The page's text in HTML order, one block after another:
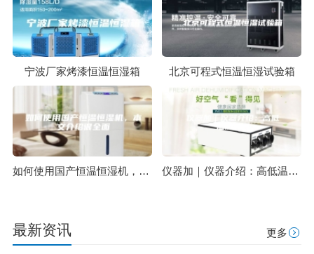
宁波厂家烤漆恒温恒湿箱 北京可程式恒温恒湿试验箱
如何使用国产恒温恒湿机，本文介绍很全面 仪器加｜仪器介绍：高低温试验箱
最新资讯 更多